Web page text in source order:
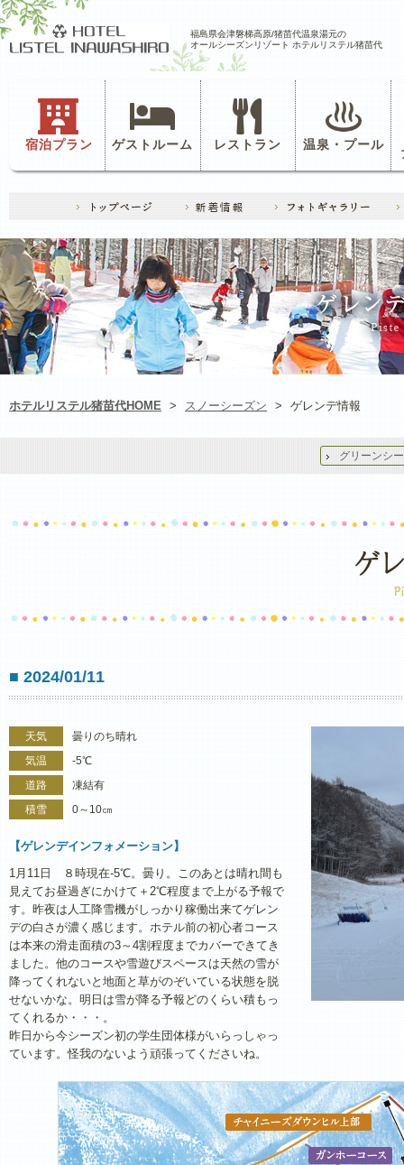
福島県会津磐梯高原/猪苗代温泉湯元の
オールシーズンリゾート ホテルリステル猪苗代
宿泊プラン ゲストルーム レストラン 温泉・プール
ホテルリステル猪苗代HOME > スノーシーズン > ゲレンデ情報
グリーンシ
■ 2024/01/11
天気
曇りのち晴れ
気温
-5℃
道路
凍結有
積雪
0～10㎝
【ゲレンデインフォメーション】
1月11日 ８時現在‐5℃。曇り。このあとは晴れ間も
見えてお昼過ぎにかけて＋2℃程度まで上がる予報で
す。昨夜は人工降雪機がしっかり稼働出来てゲレン
デの白さが濃く感じます。ホテル前の初心者コース
は本来の滑走面積の3～4割程度までカバーできてき
ました。他のコースや雪遊びスペースは天然の雪が
降ってくれないと地面と草がのぞいている状態を脱
せないかな。明日は雪が降る予報どのくらい積もっ
てくれるか・・・。
昨日から今シーズン初の学生団体様がいらっしゃっ
ています。怪我のないよう頑張ってくださいね。